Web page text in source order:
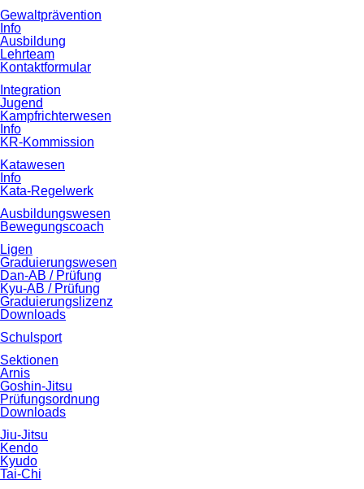
Gewaltprävention
Info
Ausbildung
Lehrteam
Kontaktformular
Integration
Jugend
Kampfrichterwesen
Info
KR-Kommission
Katawesen
Info
Kata-Regelwerk
Ausbildungswesen
Bewegungscoach
Ligen
Graduierungswesen
Dan-AB / Prüfung
Kyu-AB / Prüfung
Graduierungslizenz
Downloads
Schulsport
Sektionen
Arnis
Goshin-Jitsu
Prüfungsordnung
Downloads
Jiu-Jitsu
Kendo
Kyudo
Tai-Chi